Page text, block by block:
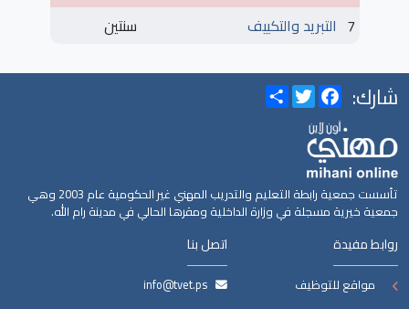
7 التبريد والتكييف سنتين
شارك: ShareTwitterFacebook
تأسست جمعية رابطة التعليم والتدريب المهني غير الحكومية عام 2003 وهي
جمعية خيرية مسجلة في وزارة الداخلية ومقرها الحالي في مدينة رام الله.
روابط مفيدة
مواقع للتوظيف
اتصل بنا
info@tvet.ps